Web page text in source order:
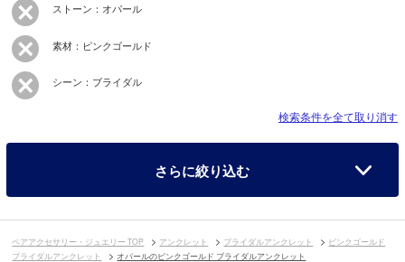
ストーン：オパール
素材：ピンクゴールド
シーン：ブライダル
検索条件を全て取り消す
さらに絞り込む
ペアアクセサリー・ジュエリー TOP アンクレット ブライダルアンクレット
ピンクゴールド
ブライダルアンクレット
オパールのピンクゴールド ブライダルアンクレット